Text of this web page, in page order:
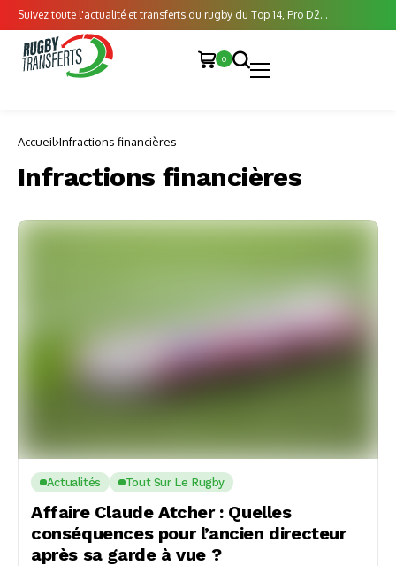
Suivez toute l'actualité et transferts du rugby du Top 14, Pro D2...
0
Accueil Infractions financières
Infractions financières
Actualités Tout Sur Le Rugby
Affaire Claude Atcher : Quelles
conséquences pour l’ancien directeur
après sa garde à vue ?